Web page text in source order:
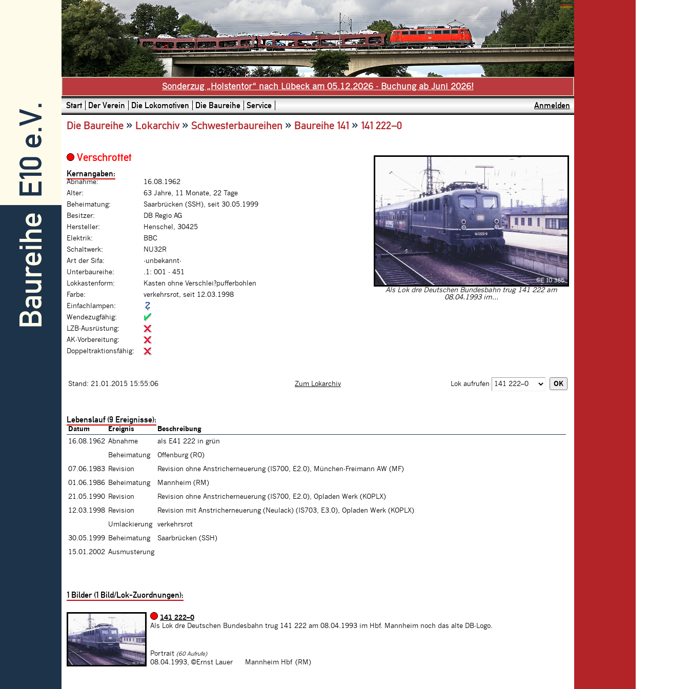
E10 e.V.
Baureihe
Sonderzug „Holstentor“ nach Lübeck am 05.12.2026 - Buchung ab Juni 2026!
Start Der Verein Die Lokomotiven Die Baureihe Service Anmelden
Die Baureihe » Lokarchiv» Schwesterbaureihen » Baureihe 141 » 141 222–0
Als Lok dre Deutschen Bundesbahn trug 141 222 am
08.04.1993 im...
Verschrottet
Kernangaben:
Abnahme:
16.08.1962
Alter:
63 Jahre, 11 Monate, 22 Tage
Beheimatung:
Saarbrücken (SSH), seit 30.05.1999
Besitzer:
DB Regio AG
Hersteller:
Henschel, 30425
Elektrik:
BBC
Schaltwerk:
NU32R
Art der Sifa:
-unbekannt-
Unterbaureihe:
.1: 001 - 451
Lokkastenform:
Kasten ohne Verschlei?pufferbohlen
Farbe:
verkehrsrot, seit 12.03.1998
Einfachlampen:
Wendezugfähig:
LZB-Ausrüstung:
AK-Vorbereitung:
Doppeltraktionsfähig:
Stand: 21.01.2015 15:55:06 Zum Lokarchiv Lok aufrufen
Lebenslauf (9 Ereignisse):
Datum Ereignis
Beschreibung
16.08.1962 Abnahme
als E41 222 in grün
Beheimatung
Offenburg (RO)
07.06.1983 Revision
Revision ohne Anstricherneuerung (IS700, E2.0), München-Freimann AW (MF)
01.06.1986 Beheimatung
Mannheim (RM)
21.05.1990 Revision
Revision ohne Anstricherneuerung (IS700, E2.0), Opladen Werk (KOPLX)
12.03.1998 Revision
Revision mit Anstricherneuerung (Neulack) (IS703, E3.0), Opladen Werk (KOPLX)
Umlackierung
verkehrsrot
30.05.1999 Beheimatung
Saarbrücken (SSH)
15.01.2002 Ausmusterung
1 Bilder (1 Bild/Lok-Zuordnungen):
141 222–0
Als Lok dre Deutschen Bundesbahn trug 141 222 am 08.04.1993 im Hbf. Mannheim noch das alte DB-Logo.
Portrait (60 Aufrufe)
08.04.1993, ©Ernst Lauer Mannheim Hbf (RM)